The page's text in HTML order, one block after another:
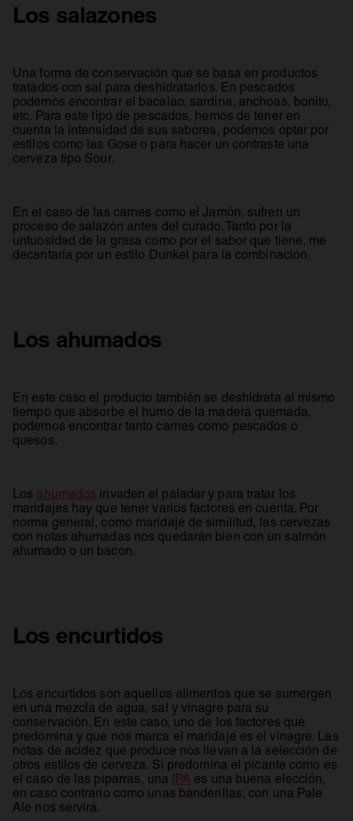
Los salazones
Una forma de conservación que se basa en productos
tratados con sal para deshidratarlos. En pescados
podemos encontrar el bacalao, sardina, anchoas, bonito,
etc. Para este tipo de pescados, hemos de tener en
cuenta la intensidad de sus sabores, podemos optar por
estilos como las Gose o para hacer un contraste una
cerveza tipo Sour.
En el caso de las carnes como el Jamón, sufren un
proceso de salazón antes del curado. Tanto por la
untuosidad de la grasa como por el sabor que tiene, me
decantaría por un estilo Dunkel para la combinación.
Los ahumados
En este caso el producto también se deshidrata al mismo
tiempo que absorbe el humo de la madera quemada,
podemos encontrar tanto carnes como pescados o
quesos.
Los ahumados se abre en una pestaña nueva
invaden el paladar y para tratar los
maridajes hay que tener varios factores en cuenta. Por
norma general, como maridaje de similitud, las cervezas
con notas ahumadas nos quedarán bien con un salmón
ahumado o un bacon.
Los encurtidos
Los encurtidos son aquellos alimentos que se sumergen
en una mezcla de agua, sal y vinagre para su
conservación. En este caso, uno de los factores que
predomina y que nos marca el maridaje es el vinagre. Las
notas de acidez que produce nos llevan a la selección de
otros estilos de cerveza. Si predomina el picante como es
el caso de las piparras, una IPA es una buena elección,
en caso contrario como unas banderillas, con una Pale
Ale nos servirá.